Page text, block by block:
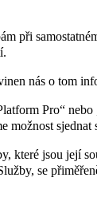
při
nás o tom
Pro“
jsou její
se